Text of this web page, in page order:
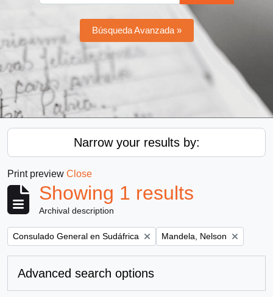
Búsqueda Avanzada »
Narrow your results by:
Print preview Close
Showing 1 results
Archival description
Remove filter:
Consulado General en Sudáfrica Remove filter:
Mandela, Nelson
Advanced search options